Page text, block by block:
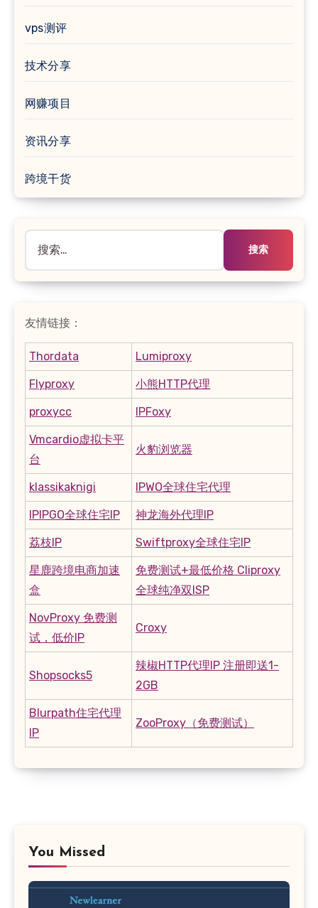
vps测评
技术分享
网赚项目
资讯分享
跨境干货
索：
友情链接：
Thordata Lumiproxy
Flyproxy 小熊HTTP代理
proxycc IPFoxy
Vmcardio虚拟卡平
台
火豹浏览器
klassikaknigi IPWO全球住宅代理
IPIPGO全球住宅IP 神龙海外代理IP
荔枝IP Swiftproxy全球住宅IP
星鹿跨境电商加速
盒
免费测试+最低价格 Cliproxy
全球纯净双ISP
NovProxy 免费测
试，低价IP
Croxy
Shopsocks5
辣椒HTTP代理IP 注册即送1-
2GB
Blurpath住宅代理
IP
ZooProxy（免费测试）
You Missed